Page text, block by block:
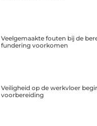
Veelgemaakte fouten bij de
fundering voorkomen
Veiligheid op de werkvloer
voorbereiding